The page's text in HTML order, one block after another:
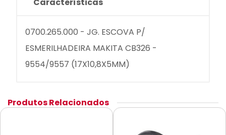
0700.265.000 - JG. ESCOVA P/
ESMERILHADEIRA MAKITA CB326 -
9554/9557 (17X10,8X5MM)
Produtos Relacionados